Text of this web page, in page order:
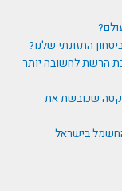
התזונתי שלנו?
הרשת לחשובה יותר
שכובשת את